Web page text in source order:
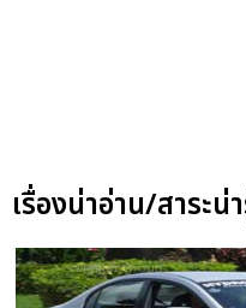
เรื่องน่าอ่าน/สาระน่